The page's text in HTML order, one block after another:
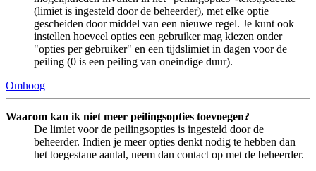
(limiet is ingesteld door de beheerder), met elke optie
gescheiden door middel van een nieuwe regel. Je kunt ook
instellen hoeveel opties een gebruiker mag kiezen onder
"opties per gebruiker" en een tijdslimiet in dagen voor de
peiling (0 is een peiling van oneindige duur).
Omhoog
Waarom kan ik niet meer peilingsopties toevoegen?
De limiet voor de peilingsopties is ingesteld door de
beheerder. Indien je meer opties denkt nodig te hebben dan
het toegestane aantal, neem dan contact op met de beheerder.